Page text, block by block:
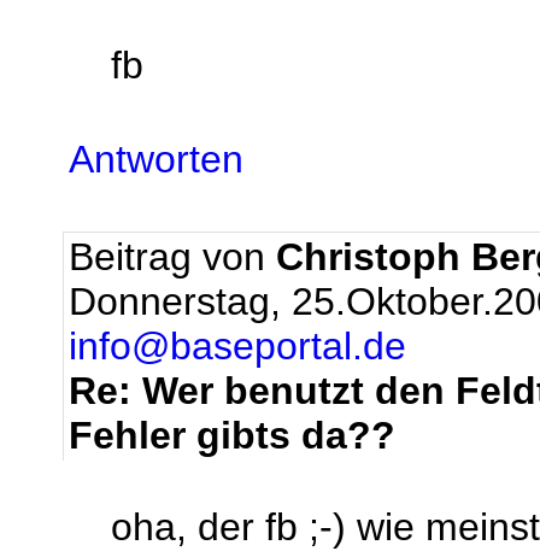
fb
Antworten
Beitrag von Christoph
Donnerstag,
info@baseportal.de
Re: Wer benutzt den
Fehler gibts da??
oha, der fb ;-) wie